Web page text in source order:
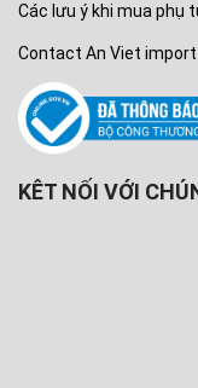
Các lưu ý khi mua phụ
Contact An Viet
KÊT NỐI VỚI